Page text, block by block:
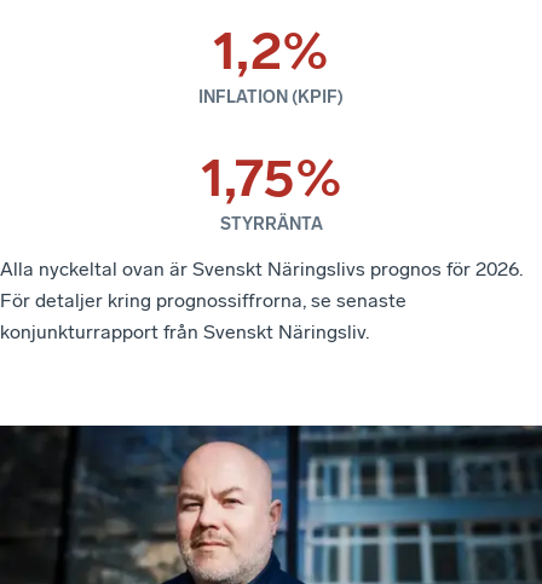
1,2%
INFLATION (KPIF)
1,75%
STYRRÄNTA
Alla nyckeltal ovan är Svenskt Näringslivs prognos för 2026.
För detaljer kring prognossiffrorna, se senaste
konjunkturrapport från Svenskt Näringsliv.